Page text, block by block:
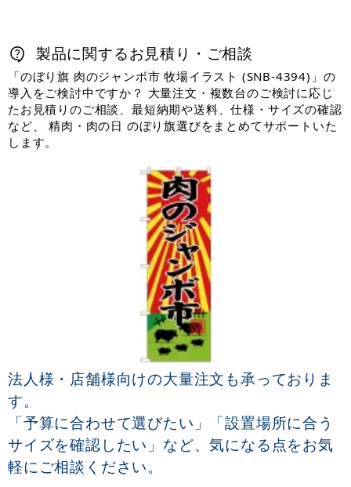
製品に関するお見積り・ご相談
「のぼり旗 肉のジャンボ市 牧場イラスト (SNB-4394)」の
導入をご検討中ですか？ 大量注文・複数台のご検討に応じ
たお見積りのご相談、最短納期や送料、仕様・サイズの確認
など、 精肉・肉の日 のぼり旗選びをまとめてサポートいた
します。
法人様・店舗様向けの大量注文も承っておりま
す。
「予算に合わせて選びたい」「設置場所に合う
サイズを確認したい」など、気になる点をお気
軽にご相談ください。